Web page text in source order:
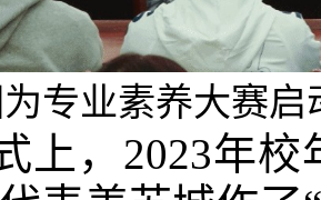
为专业素养大赛
上，2023年